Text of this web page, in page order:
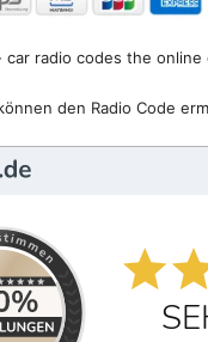
radio codes the
den Radio Code